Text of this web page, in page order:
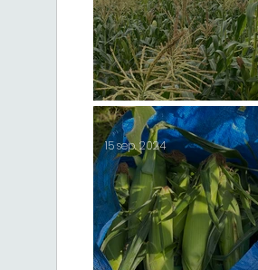
Majs 2025
15 sep. 2024